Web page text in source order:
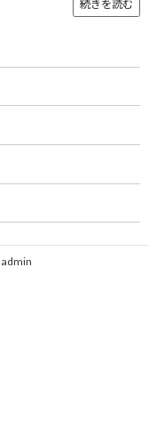
admin
続きを読む